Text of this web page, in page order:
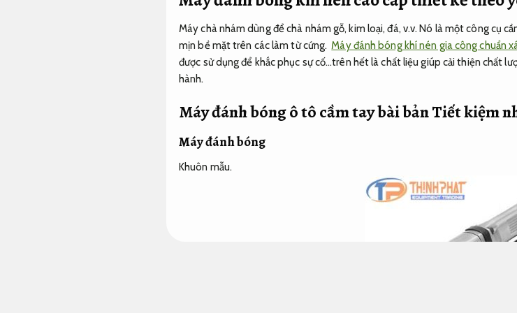
Máy chà nhám dùng để chà nhám gỗ, kim loại, đá, v.v. Nó là một công cụ
mịn bề mặt trên các làm từ cứng. Máy đánh bóng khí nén gia công chuẩn
được sử dụng để khắc phục sự cố…trên hết là chất liệu giúp cải thiện chất
hành.
Máy đánh bóng ô tô cầm tay bài bảnTiết kiệm
Máy đánh bóng
Khuôn mẫu.